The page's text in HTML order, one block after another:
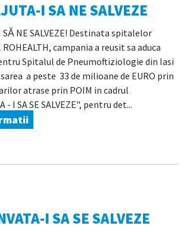
I SA NE SALVEZE
NE SALVEZE! Destinata spitalelor
campania a reusit sa aduca
Spitalul de Pneumoftiziologie din Iasi
a peste 33 de milioane de EURO prin
atrase prin POIM in cadrul
I SA SE SALVEZE", pentru det...
I SA SE SALVEZE